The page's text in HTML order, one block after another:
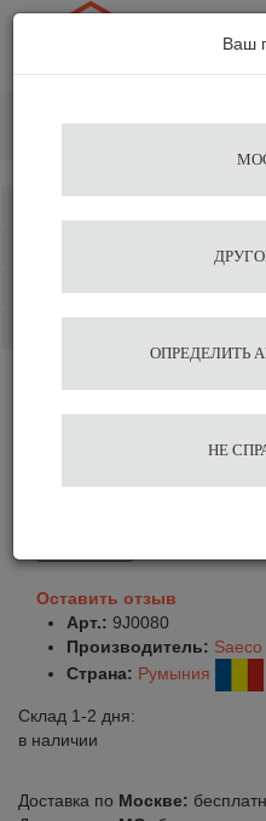
ROYAL OTC
Оставить отзыв
Арт.: 9J0080
Производитель: Saeco
Страна: Румыния
Склад 1-2 дня:
в наличии
Доставка по Москве:
Ваш
ОПРЕДЕЛИТЬ
НЕ